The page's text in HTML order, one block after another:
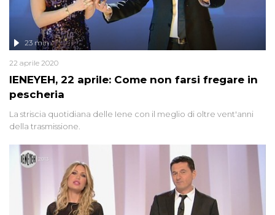
IENEYEH, 22 aprile: Come non farsi fregare in
pescheria
23 min
22 aprile 2020
La striscia quotidiana delle Iene con il meglio di oltre vent'anni
della trasmissione.